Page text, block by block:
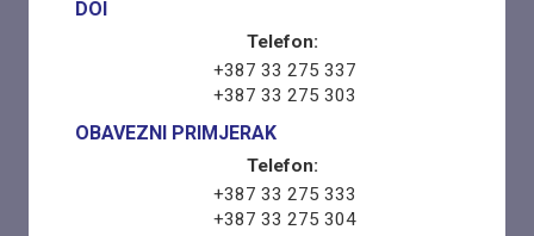
DOI
Telefon:
+387 33 275 337
+387 33 275 303
OBAVEZNI PRIMJERAK
Telefon:
+387 33 275 333
+387 33 275 304